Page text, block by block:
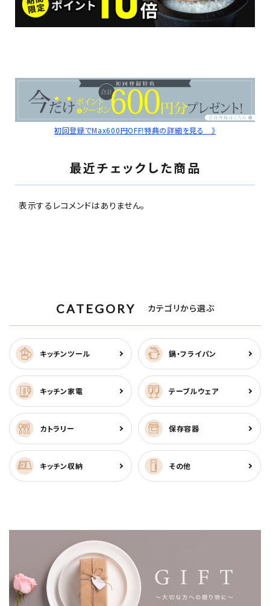
初回登録でMax600円OFF!特典の詳細を見る 》
最近チェックした商品
表示するレコメンドはありません。
CATEGORY カテゴリから選ぶ
キッチンツール 鍋・フライパン
キッチン家電 テーブルウェア
カトラリー 保存容器
キッチン収納 その他